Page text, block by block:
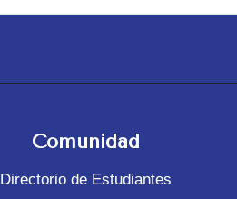
Comunidad
Directorio de Estudiantes